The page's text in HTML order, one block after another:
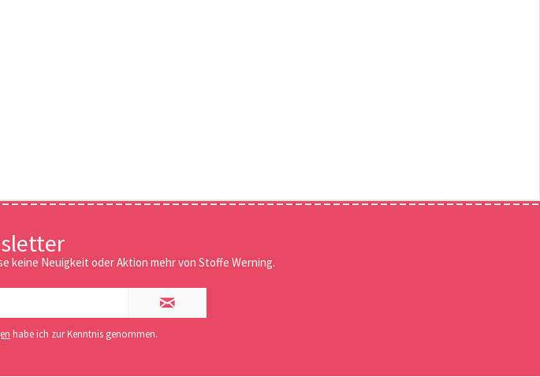
keine Neuigkeit oder Aktion mehr von Stoffe Werning.
habe ich zur Kenntnis genommen.